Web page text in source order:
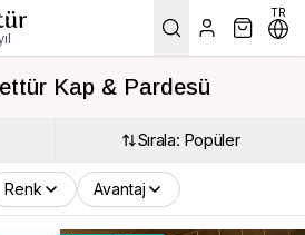
TR
Kap & Pardesü
Sırala: Popüler
Renk Avantaj